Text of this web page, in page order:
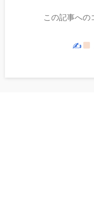
この記事への
✍